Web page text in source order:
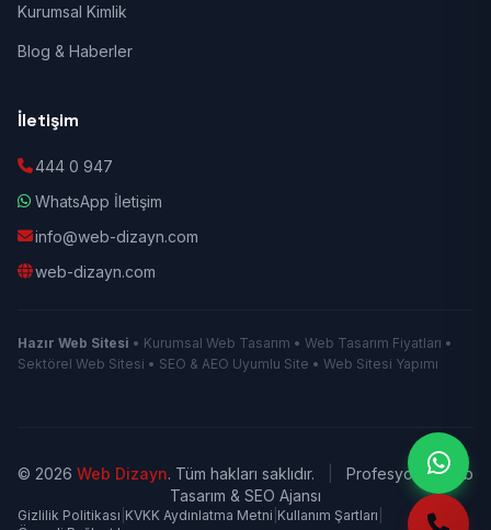
Kurumsal Kimlik
Blog & Haberler
İletişim
444 0 947
WhatsApp İletişim
info@web-dizayn.com
web-dizayn.com
Hazır Web Sitesi • Kurumsal Web Tasarım • Web Tasarım Fiyatları •
Sektörel Web Sitesi • SEO & AEO Uyumlu Site • Web Sitesi Yapımı
© 2026 Web Dizayn. Tüm hakları saklıdır.
Profesyonel Web
Tasarım & SEO Ajansı
Gizlilik Politikası KVKK Aydınlatma Metni Kullanım Şartları